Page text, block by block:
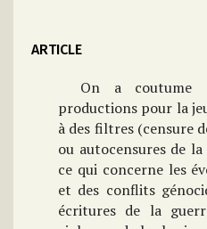
ARTICLE
On a coutume
productions pour la
à des filtres (censure
ou autocensures de
ce qui concerne les
et des conflits
écritures de la